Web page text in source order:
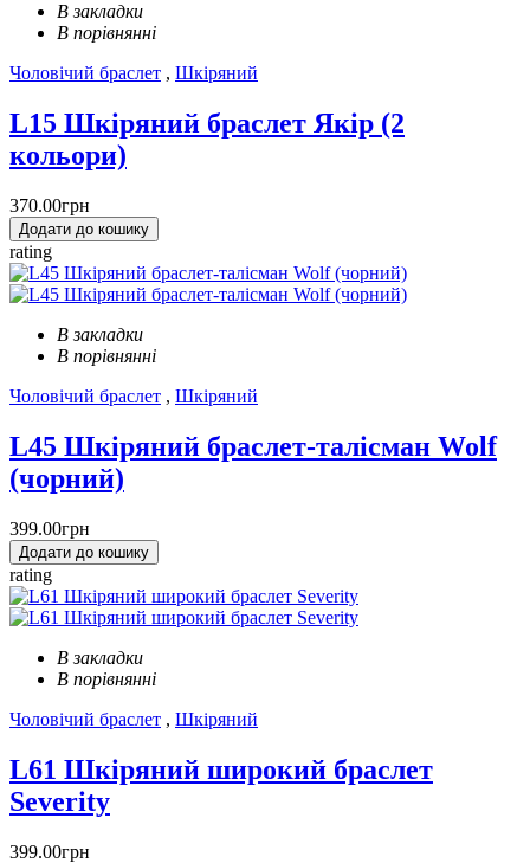
В закладки
В порівнянні
Чоловічий браслет , Шкіряний
L15 Шкіряний браслет Якір (2
кольори)
370.00грн
Додати до кошику
rating
В закладки
В порівнянні
Чоловічий браслет , Шкіряний
L45 Шкіряний браслет-талісман Wolf
(чорний)
399.00грн
Додати до кошику
rating
В закладки
В порівнянні
Чоловічий браслет , Шкіряний
L61 Шкіряний широкий браслет
Severity
399.00грн